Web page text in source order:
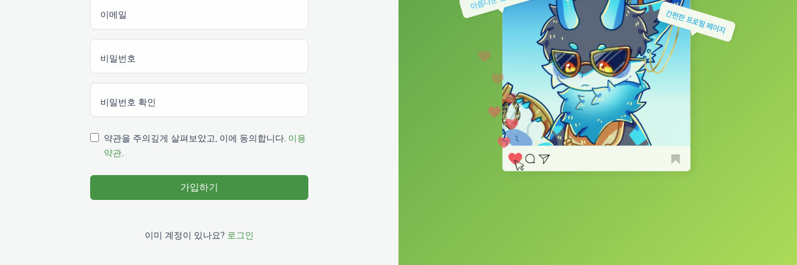
이메일
비밀번호
비밀번호 확인
약관을 주의깊게 살펴보았고, 이에 동의합니다. 이용
약관.
가입하기
이미 계정이 있나요? 로그인